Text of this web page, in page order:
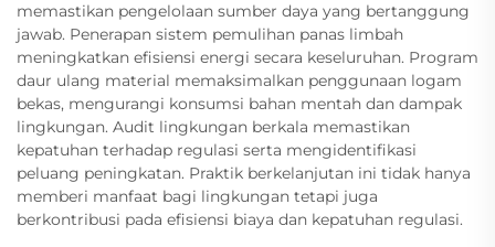
memastikan pengelolaan sumber daya yang bertanggung
jawab. Penerapan sistem pemulihan panas limbah
meningkatkan efisiensi energi secara keseluruhan. Program
daur ulang material memaksimalkan penggunaan logam
bekas, mengurangi konsumsi bahan mentah dan dampak
lingkungan. Audit lingkungan berkala memastikan
kepatuhan terhadap regulasi serta mengidentifikasi
peluang peningkatan. Praktik berkelanjutan ini tidak hanya
memberi manfaat bagi lingkungan tetapi juga
berkontribusi pada efisiensi biaya dan kepatuhan regulasi.